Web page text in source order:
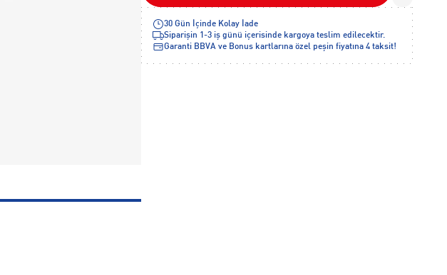
30 Gün İçinde Kolay İade
Siparişin 1-3 iş günü içerisinde kargoya teslim edilecektir.
Garanti BBVA ve Bonus kartlarına özel peşin fiyatına 4 taksit!